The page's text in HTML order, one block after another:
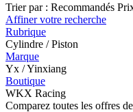
Trier par : Recommandés
Affiner votre recherche
Rubrique
Cylindre / Piston
Marque
Yx / Yinxiang
Boutique
WKX Racing
Comparez toutes les offres